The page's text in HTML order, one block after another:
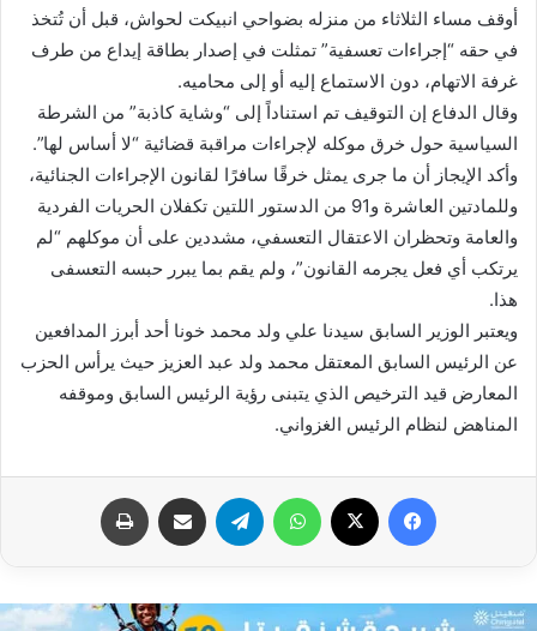
أوقف مساء الثلاثاء من منزله بضواحي انبيكت لحواش، قبل أن تُتخذ
في حقه “إجراءات تعسفية” تمثلت في إصدار بطاقة إيداع من طرف
غرفة الاتهام، دون الاستماع إليه أو إلى محاميه.
وقال الدفاع إن التوقيف تم استناداً إلى “وشاية كاذبة” من الشرطة
السياسية حول خرق موكله لإجراءات مراقبة قضائية “لا أساس لها”.
وأكد الإيجاز أن ما جرى يمثل خرقًا سافرًا لقانون الإجراءات الجنائية،
وللمادتين العاشرة و91 من الدستور اللتين تكفلان الحريات الفردية
والعامة وتحظران الاعتقال التعسفي، مشددين على أن موكلهم “لم
يرتكب أي فعل يجرمه القانون”، ولم يقم بما يبرر حبسه التعسفى
هذا.
ويعتبر الوزير السابق سيدنا علي ولد محمد خونا أحد أبرز المدافعين
عن الرئيس السابق المعتقل محمد ولد عبد العزيز حيث يرأس الحزب
المعارض قيد الترخيص الذي يتبنى رؤية الرئيس السابق وموقفه
المناهض لنظام الرئيس الغزواني.
فيسبوك واتساب تيلقرام مشاركة عبر البريد